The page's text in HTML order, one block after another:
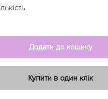
Додати до кошику
Купити в один клік